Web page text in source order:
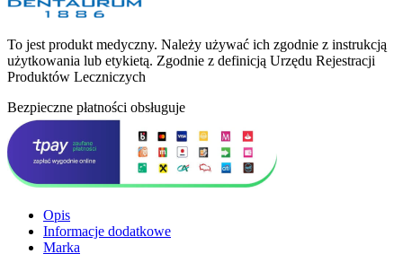
To jest produkt medyczny. Należy używać ich zgodnie z instrukcją
użytkowania lub etykietą. Zgodnie z definicją Urzędu Rejestracji
Produktów Leczniczych
Bezpieczne płatności obsługuje
Opis
Informacje dodatkowe
Marka